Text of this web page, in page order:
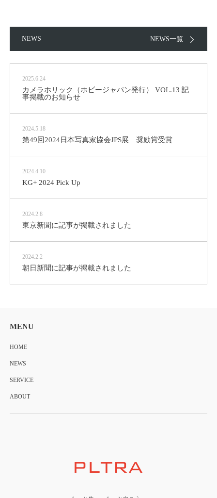
NEWS NEWS一覧
2025.6.24
カメラホリック（ホビージャパン発行） VOL.13 記
事掲載のお知らせ
2024.5.18
第49回2024日本写真家協会JPS展 奨励賞受賞
2024.4.10
KG+ 2024 Pick Up
2024.2.8
東京新聞に記事が掲載されました
2024.2.2
朝日新聞に記事が掲載されました
MENU
HOME
NEWS
SERVICE
ABOUT